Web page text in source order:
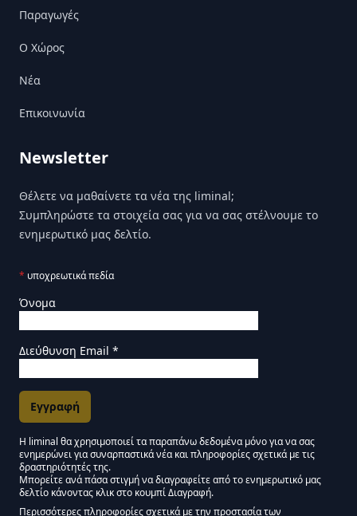
Παραγωγές
Ο Χώρος
Nέα
Επικοινωνία
Newsletter
Θέλετε να μαθαίνετε τα νέα της liminal;
Συμπληρώστε τα στοιχεία σας για να σας στέλνουμε το
ενημερωτικό μας δελτίο.
* υποχρεωτικά πεδία
Όνομα
Διεύθυνση Email *
Εγκρίσεις Μάρκετινγκ
Η liminal θα χρησιμοποιεί τα παραπάνω δεδομένα μόνο για να σας
ενημερώνει για συναρπαστικά νέα και πληροφορίες σχετικά με τις
δραστηριότητές της.
Μείνετε συντονισμένοι - Ενημερωτικό δελτίο
Μπορείτε ανά πάσα στιγμή να διαγραφείτε από το ενημερωτικό μας
δελτίο κάνοντας κλικ στο κουμπί Διαγραφή.
Περισσότερες πληροφορίες σχετικά με την προστασία των